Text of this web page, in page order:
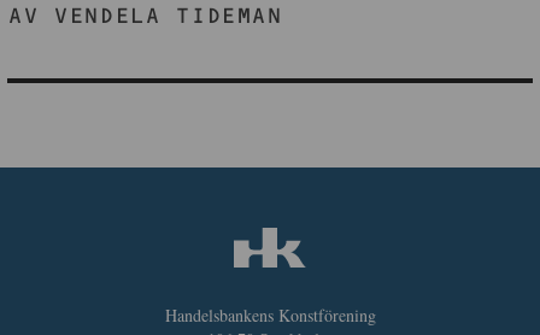
AV VENDELA TIDEMAN
Handelsbankens Konstförening